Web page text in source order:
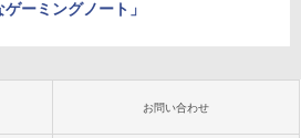
ゲーミングノート」
お問い合わせ